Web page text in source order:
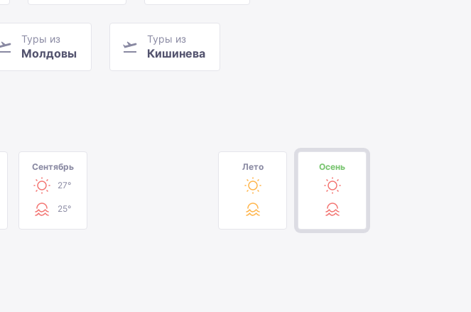
Туры из
Молдовы
Туры из
Кишинева
Сентябрь
27°
25°
Лето Осень